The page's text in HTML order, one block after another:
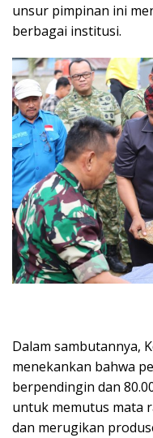
unsur pimpinan ini
berbagai institusi.
Dalam sambutannya,
menekankan bahwa
berpendingin dan
untuk memutus mata
dan merugikan